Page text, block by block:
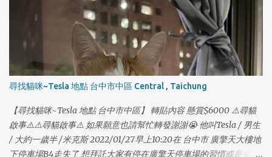
尋找貓咪~Tesla 地點 台中市中區 Central , Taichung
【尋找貓咪~Tesla 地點 台中市中區】 轉貼內容 懸賞$6000 ⚠️尋貓
啟事⚠️⚠️尋貓啟事⚠️ 如果願意也請幫忙轉發謝謝😭 他叫Tesla / 男生
/ 大約一歲半 /米克斯 2022/01/27早上10:20在 台中市 廣擎天大樓地
下停車場B4走失了 想拜託大家有停在廣擎天停車場的習慣或是廣擎